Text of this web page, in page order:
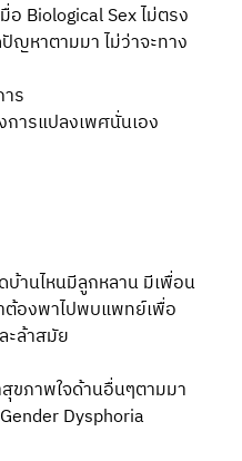
อ Biological Sex ไม่ตรง
ญหาตามมา ไม่ว่าจะทาง
ร
การแปลงเพศนั่นเอง
ดบ้านไหนมีลูกหลาน มีเพื่อน
ต้องพาไปพบแพทย์เพื่อ
ะล้าสมัย
ขภาพใจด้านอื่นๆตามมา
Dysphoria